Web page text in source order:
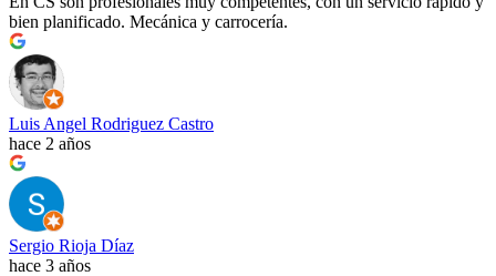
bien planificado. Mecánica y carrocería.
Luis Angel Rodriguez Castro
hace 2 años
Sergio Rioja Díaz
hace 3 años